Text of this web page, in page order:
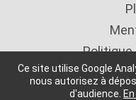
Ce site utilise Google
nous autorisez à
d'audience.